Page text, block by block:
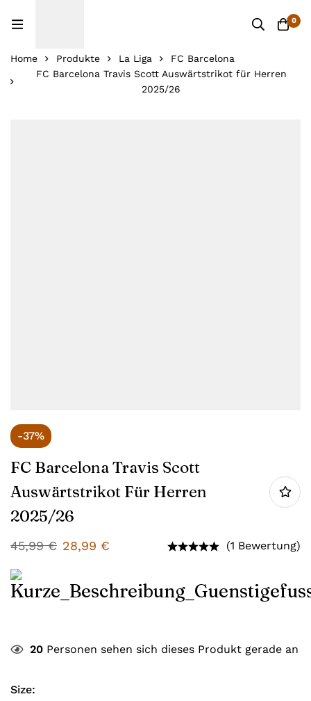
0
Home Produkte La Liga
FC Barcelona
FC Barcelona Travis Scott Auswärtstrikot für Herren
2025/26
-37%
FC Barcelona Travis Scott
Auswärtstrikot Für Herren
2025/26
45,99€ 28,99 € (1 Bewertung)
20 Personen sehen sich dieses Produkt gerade an
Size: